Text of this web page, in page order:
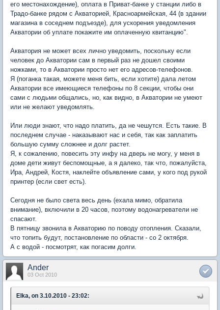
его местонахождение), оплата в Приват-банке у станции либо в
Традо-банке рядом с Акваторией, Красноармейская, 44 (в здании
магазина в соседнем подъезде), для ускорения уведомления
Акватории об уплате покажите им оплаченную квитанцию".
Акватория не может всех лично уведомить, поскольку если
человек до Акватории сам в первый раз не дошел своими
ножками, то в Акватории просто нет его адресов-телефонов.
Я (поганка такая, можете меня бить, если хотите) дала летом
Акватории все имеющиеся телефоны по 8 секции, чтобы они
сами с людьми общались, но, как видно, в Акватории не умеют
или не желают уведомлять.
Или люди знают, что надо платить, да не чешутся. Есть такие. В
последнем случае - наказывают нас и себя, так как заплатить
большую сумму сложнее и долг растет.
Я, к сожалению, повесить эту инфу на дверь не могу, у меня в
доме дети живут беспомощные, а я далеко, так что, пожалуйста,
Ира, Андрей, Костя, наклейте объявление сами, у кого под рукой
принтер (если свет есть).
Сегодня не было света весь день (ехала мимо, обратила
внимание), включили в 20 часов, поэтому водонагреватели не
спасают.
В пятницу звонила в Акваторию по поводу отопления. Сказали,
что топить будут, постановление по области - со 2 октября.
А с водой - посмотрят, как погасим долги.
Ander
03 Oct 2010
Elka, on 3.10.2010 - 23:02: